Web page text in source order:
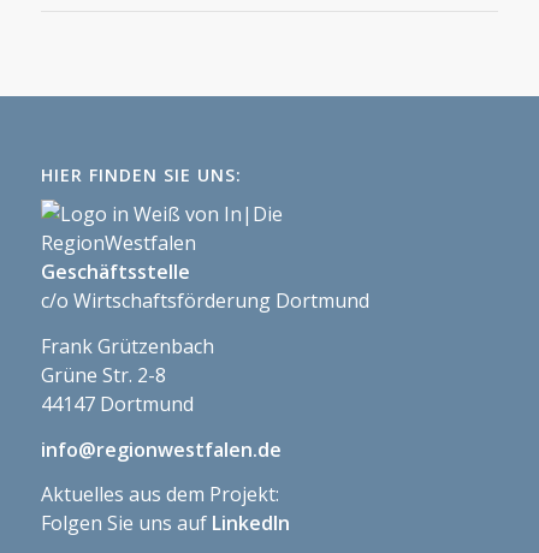
HIER FINDEN SIE UNS:
Geschäftsstelle
c/o Wirtschaftsförderung Dortmund
Frank Grützenbach
Grüne Str. 2-8
44147 Dortmund
info@regionwestfalen.de
Aktuelles aus dem Projekt:
Folgen Sie uns auf LinkedIn